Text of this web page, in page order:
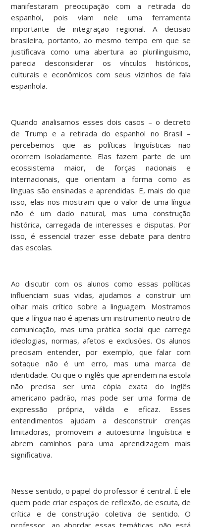
manifestaram preocupação com a retirada do
espanhol, pois viam nele uma ferramenta
importante de integração regional. A decisão
brasileira, portanto, ao mesmo tempo em que se
justificava como uma abertura ao plurilinguismo,
parecia desconsiderar os vínculos históricos,
culturais e econômicos com seus vizinhos de fala
espanhola.
Quando analisamos esses dois casos – o decreto
de Trump e a retirada do espanhol no Brasil –
percebemos que as políticas linguísticas não
ocorrem isoladamente. Elas fazem parte de um
ecossistema maior, de forças nacionais e
internacionais, que orientam a forma como as
línguas são ensinadas e aprendidas. E, mais do que
isso, elas nos mostram que o valor de uma língua
não é um dado natural, mas uma construção
histórica, carregada de interesses e disputas. Por
isso, é essencial trazer esse debate para dentro
das escolas.
Ao discutir com os alunos como essas políticas
influenciam suas vidas, ajudamos a construir um
olhar mais crítico sobre a linguagem. Mostramos
que a língua não é apenas um instrumento neutro de
comunicação, mas uma prática social que carrega
ideologias, normas, afetos e exclusões. Os alunos
precisam entender, por exemplo, que falar com
sotaque não é um erro, mas uma marca de
identidade. Ou que o inglês que aprendem na escola
não precisa ser uma cópia exata do inglês
americano padrão, mas pode ser uma forma de
expressão própria, válida e eficaz. Esses
entendimentos ajudam a desconstruir crenças
limitadoras, promovem a autoestima linguística e
abrem caminhos para uma aprendizagem mais
significativa.
Nesse sentido, o papel do professor é central. É ele
quem pode criar espaços de reflexão, de escuta, de
crítica e de construção coletiva de sentido. O
professor, ao abordar essas temáticas, não está